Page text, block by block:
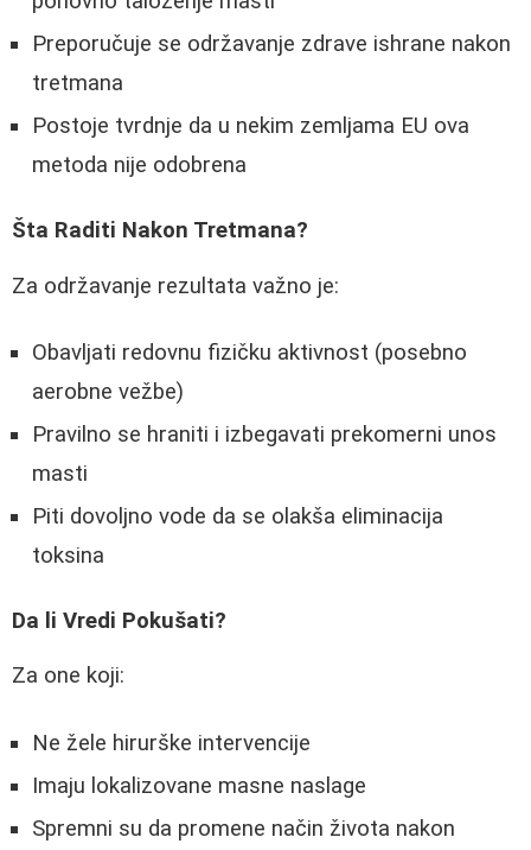
Preporučuje se održavanje zdrave ishrane nakon
tretmana
Postoje tvrdnje da u nekim zemljama EU ova
metoda nije odobrena
Šta Raditi Nakon Tretmana?
Za održavanje rezultata važno je:
Obavljati redovnu fizičku aktivnost (posebno
aerobne vežbe)
Pravilno se hraniti i izbegavati prekomerni unos
masti
Piti dovoljno vode da se olakša eliminacija
toksina
Da li Vredi Pokušati?
Za one koji:
Ne žele hirurške intervencije
Imaju lokalizovane masne naslage
Spremni su da promene način života nakon